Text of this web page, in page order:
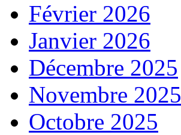
Février 2026
Janvier 2026
Décembre 2025
Novembre 2025
Octobre 2025